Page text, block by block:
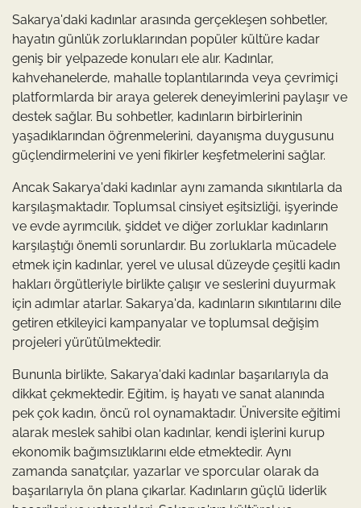
Sakarya'daki kadınlar arasında gerçekleşen sohbetler,
hayatın günlük zorluklarından popüler kültüre kadar
geniş bir yelpazede konuları ele alır. Kadınlar,
kahvehanelerde, mahalle toplantılarında veya çevrimiçi
platformlarda bir araya gelerek deneyimlerini paylaşır ve
destek sağlar. Bu sohbetler, kadınların birbirlerinin
yaşadıklarından öğrenmelerini, dayanışma duygusunu
güçlendirmelerini ve yeni fikirler keşfetmelerini sağlar.
Ancak Sakarya'daki kadınlar aynı zamanda sıkıntılarla da
karşılaşmaktadır. Toplumsal cinsiyet eşitsizliği, işyerinde
ve evde ayrımcılık, şiddet ve diğer zorluklar kadınların
karşılaştığı önemli sorunlardır. Bu zorluklarla mücadele
etmek için kadınlar, yerel ve ulusal düzeyde çeşitli kadın
hakları örgütleriyle birlikte çalışır ve seslerini duyurmak
için adımlar atarlar. Sakarya'da, kadınların sıkıntılarını dile
getiren etkileyici kampanyalar ve toplumsal değişim
projeleri yürütülmektedir.
Bununla birlikte, Sakarya'daki kadınlar başarılarıyla da
dikkat çekmektedir. Eğitim, iş hayatı ve sanat alanında
pek çok kadın, öncü rol oynamaktadır. Üniversite eğitimi
alarak meslek sahibi olan kadınlar, kendi işlerini kurup
ekonomik bağımsızlıklarını elde etmektedir. Aynı
zamanda sanatçılar, yazarlar ve sporcular olarak da
başarılarıyla ön plana çıkarlar. Kadınların güçlü liderlik